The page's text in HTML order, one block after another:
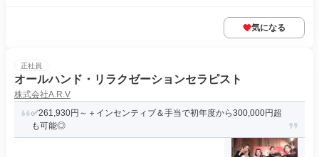
気になる
正社員
オールハンド・リラクゼーションセラピスト
株式会社A.R.V
✅261,930円～＋インセンティブ＆手当で初年度から300,000円超
も可能◎